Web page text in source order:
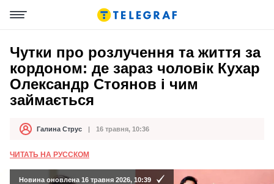
Чутки про розлучення та життя за
кордоном: де зараз чоловік Кухар
Олександр Стоянов і чим
займається
АвторГалина Струс
Дата публікації 16 травня, 10:36
ЧИТАТЬ НА РУССКОМ
Новина оновлена 16 травня 2026, 10:39